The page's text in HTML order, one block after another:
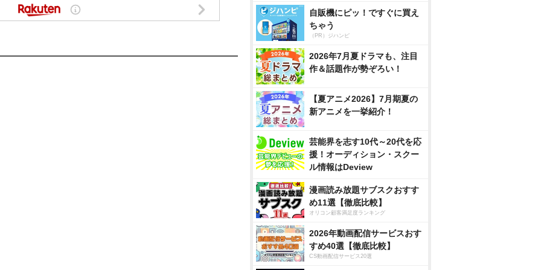
自販機にピッ！ですぐに買え
ちゃう
（PR）ジハンピ
2026年7月夏ドラマも、注目
作＆話題作が勢ぞろい！
【夏アニメ2026】7月期夏の
新アニメを一挙紹介！
芸能界を志す10代～20代を応
援！オーディション・スクー
ル情報はDeview
漫画読み放題サブスクおすす
め11選【徹底比較】
オリコン顧客満足度ランキング
2026年動画配信サービスおす
すめ40選【徹底比較】
CS動画配信サービス20選